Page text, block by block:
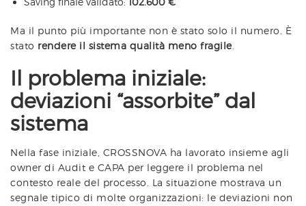
Ma il punto più importante non è stato solo il numero. È
stato rendere il sistema qualità meno fragile.
Il problema iniziale:
deviazioni “assorbite” dal
sistema
Nella fase iniziale, CROSSNOVA ha lavorato insieme agli
owner di Audit e CAPA per leggere il problema nel
contesto reale del processo. La situazione mostrava un
segnale tipico di molte organizzazioni: le deviazioni non